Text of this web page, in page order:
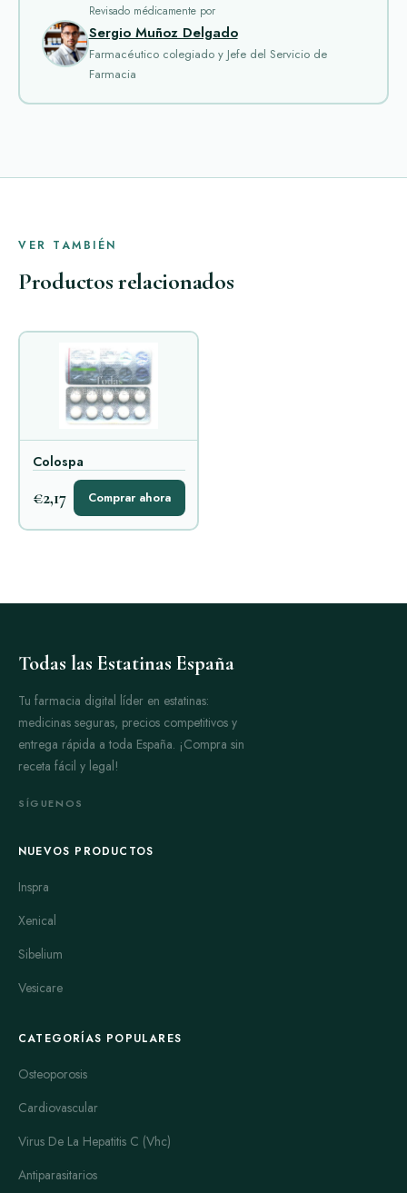
Revisado médicamente por
Sergio Muñoz Delgado
Farmacéutico colegiado y Jefe del Servicio de
Farmacia
VER TAMBIÉN
Productos relacionados
Colospa
€2,17 Comprar ahora
Todas las Estatinas España
Tu farmacia digital líder en estatinas:
medicinas seguras, precios competitivos y
entrega rápida a toda España. ¡Compra sin
receta fácil y legal!
SÍGUENOS
NUEVOS PRODUCTOS
Inspra
Xenical
Sibelium
Vesicare
CATEGORÍAS POPULARES
Osteoporosis
Cardiovascular
Virus De La Hepatitis C (Vhc)
Antiparasitarios